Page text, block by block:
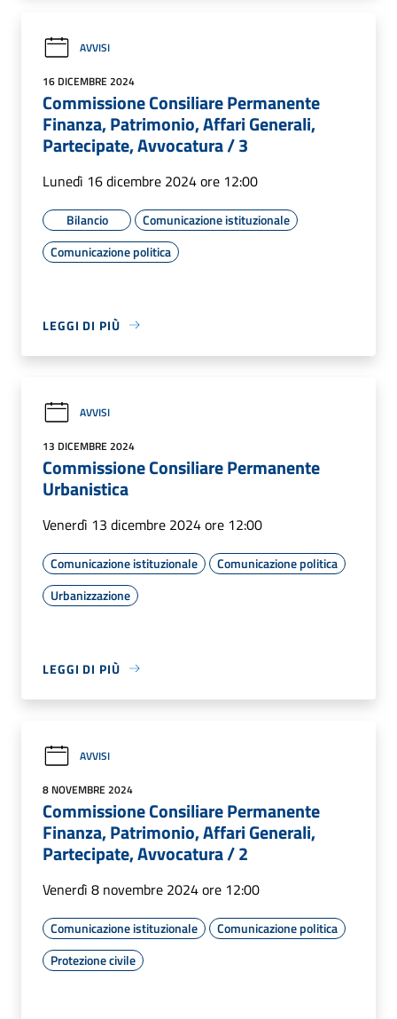
AVVISI
16 DICEMBRE 2024
Commissione Consiliare Permanente
Finanza, Patrimonio, Affari Generali,
Partecipate, Avvocatura / 3
Lunedì 16 dicembre 2024 ore 12:00
Bilancio
Comunicazione istituzionale
Comunicazione politica
LEGGI DI PIÙ
AVVISI
13 DICEMBRE 2024
Commissione Consiliare Permanente
Urbanistica
Venerdì 13 dicembre 2024 ore 12:00
Comunicazione istituzionale
Comunicazione politica
Urbanizzazione
LEGGI DI PIÙ
AVVISI
8 NOVEMBRE 2024
Commissione Consiliare Permanente
Finanza, Patrimonio, Affari Generali,
Partecipate, Avvocatura / 2
Venerdì 8 novembre 2024 ore 12:00
Comunicazione istituzionale
Comunicazione politica
Protezione civile